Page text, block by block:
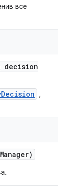
все
decision
,
Manager)